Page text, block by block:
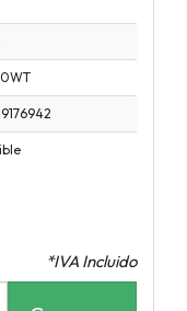
*IVA Incluido